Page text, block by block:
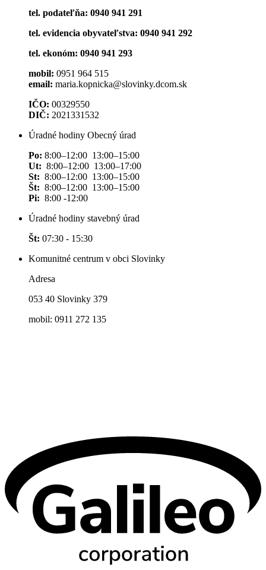
tel. podateľňa: 0940 941 291
tel. evidencia obyvateľstva: 0940 941 292
tel. ekonóm: 0940 941 293
mobil: 0951 964 515
email: maria.kopnicka@slovinky.dcom.sk
IČO: 00329550
DIČ: 2021331532
Úradné hodiny Obecný úrad
Po: 8:00–12:00 13:00–15:00
Ut: 8:00–12:00 13:00–17:00
St: 8:00–12:00 13:00–15:00
Št: 8:00–12:00 13:00–15:00
Pi: 8:00 -12:00
Úradné hodiny stavebný úrad
Št: 07:30 - 15:30
Komunitné centrum v obci Slovinky
Adresa
053 40 Slovinky 379
mobil: 0911 272 135